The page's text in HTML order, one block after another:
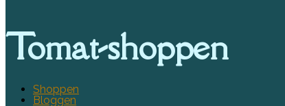
Tomat-shoppen
Shoppen
Bloggen